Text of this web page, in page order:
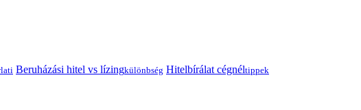
Beruházási hitel vs lízingkülönbség Hitelbírálat cégnéltippek